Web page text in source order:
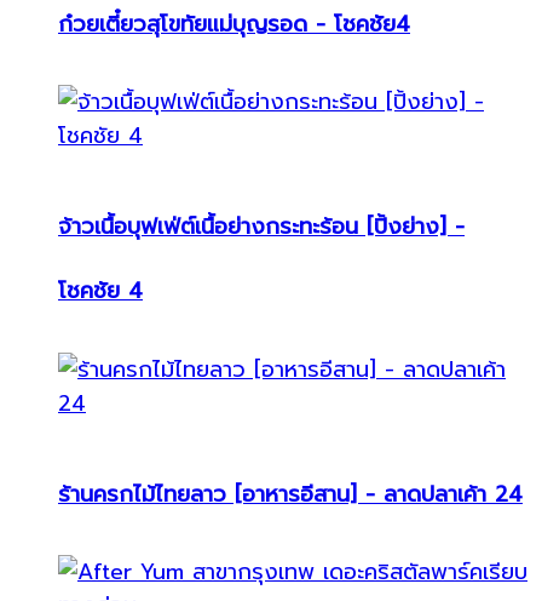
ก๋วยเตี๋ยวสุโขทัยแม่บุญรอด - โชคชัย4
จ้าวเนื้อบุฟเฟ่ต์เนื้อย่างกระทะร้อน [ปิ้งย่าง] -
โชคชัย 4
ร้านครกไม้ไทยลาว [อาหารอีสาน] - ลาดปลาเค้า 24